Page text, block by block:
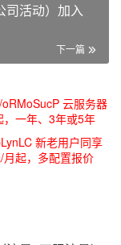
司活动）加入
下一篇
云服务器
一年、3年或5年
新老用户同享
起，多配置报价